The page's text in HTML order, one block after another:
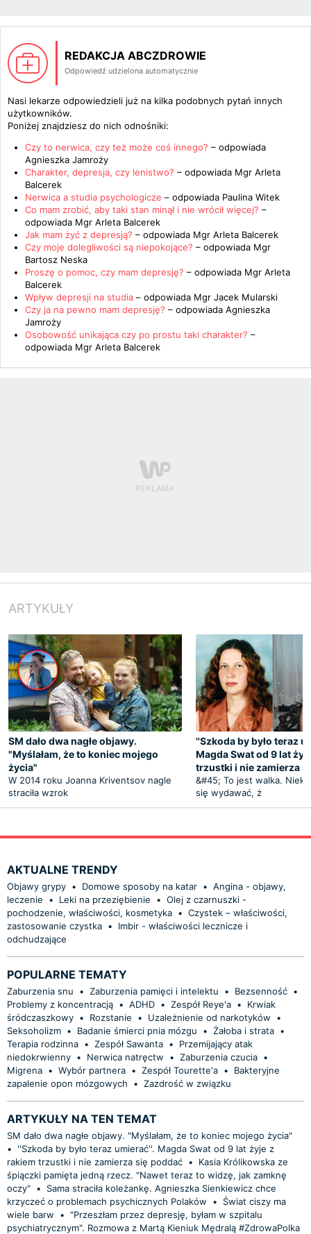
REDAKCJA ABCZDROWIE
Odpowiedź udzielona automatycznie
Nasi lekarze odpowiedzieli już na kilka podobnych pytań innych
użytkowników.
Poniżej znajdziesz do nich odnośniki:
Czy to nerwica, czy też może coś innego? – odpowiada
Agnieszka Jamroży
Charakter, depresja, czy lenistwo? – odpowiada Mgr Arleta
Balcerek
Nerwica a studia psychologicze – odpowiada Paulina Witek
Co mam zrobić, aby taki stan minął i nie wrócił więcej? –
odpowiada Mgr Arleta Balcerek
Jak mam żyć z depresją? – odpowiada Mgr Arleta Balcerek
Czy moje dolegliwości są niepokojące? – odpowiada Mgr
Bartosz Neska
Proszę o pomoc, czy mam depresję? – odpowiada Mgr Arleta
Balcerek
Wpływ depresji na studia – odpowiada Mgr Jacek Mularski
Czy ja na pewno mam depresję? – odpowiada Agnieszka
Jamroży
Osobowość unikająca czy po prostu taki charakter? –
odpowiada Mgr Arleta Balcerek
ARTYKUŁY
SM dało dwa nagłe objawy.
"Myślałam, że to koniec mojego
życia"
W 2014 roku Joanna Kriventsov nagle
straciła wzrok
''Szkoda by było teraz
Magda Swat od 9 lat
trzustki i nie zamierza
&#45; To jest walka.
się wydawać, ż
AKTUALNE TRENDY
Objawy grypy • Domowe sposoby na katar • Angina - objawy,
leczenie
• Leki na przeziębienie • Olej z czarnuszki -
pochodzenie, właściwości, kosmetyka • Czystek – właściwości,
zastosowanie czystka •
Imbir - właściwości lecznicze i
odchudzające
POPULARNE TEMATY
Zaburzenia snu • Zaburzenia pamięci i intelektu • Bezsenność •
Problemy z koncentracją • ADHD • Zespół Reye'a •
Krwiak
śródczaszkowy • Rozstanie • Uzależnienie od narkotyków
•
Seksoholizm • Badanie śmierci pnia mózgu • Żałoba i strata •
Terapia rodzinna • Zespół Sawanta •
Przemijający atak
niedokrwienny • Nerwica natręctw • Zaburzenia czucia •
Migrena • Wybór partnera • Zespół Tourette'a •
Bakteryjne
zapalenie opon mózgowych
• Zazdrość w związku
ARTYKUŁY NA TEN TEMAT
SM dało dwa nagłe objawy. "Myślałam, że to koniec mojego życia"
•
''Szkoda by było teraz umierać''. Magda Swat od 9 lat żyje z
rakiem trzustki i nie zamierza się poddać •
Kasia Królikowska ze
śpiączki pamięta jedną rzecz. "Nawet teraz to widzę, jak zamknę
oczy" •
Sama straciła koleżankę. Agnieszka Sienkiewicz chce
krzyczeć o problemach psychicznych Polaków
•
Świat ciszy ma
wiele barw
•
"Przeszłam przez depresję, byłam w szpitalu
psychiatrycznym". Rozmowa z Martą Kieniuk Mędralą #ZdrowaPolka